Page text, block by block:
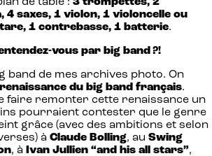
4 saxes, 1 violon, 1 violoncelle ou
1 contrebasse, 1 batterie.
vous par big band ?!
band de mes archives photo. On
renaissance du big band français.
faire remonter cette renaissance un
pourraient contester que le genre
grâce (avec des ambitions et selon
à Claude Bolling, au Swing
, à Ivan Jullien “and his all stars”,